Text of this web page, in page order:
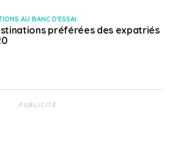
AU BANC D'ESSAI
préférées des expatriés
PUBLICITÉ